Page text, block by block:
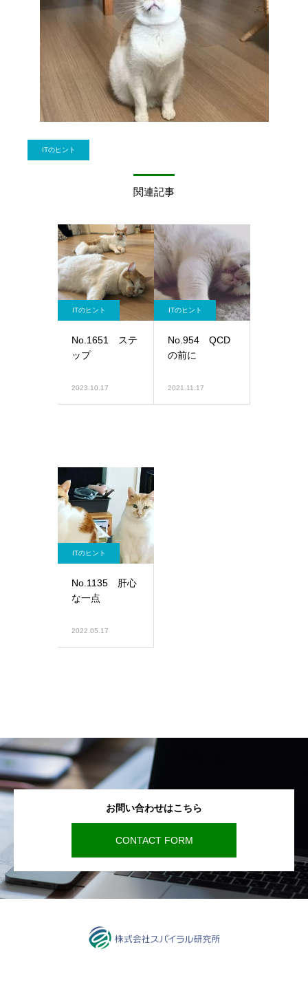
ITのヒント
関連記事
ITのヒント
No.1651 ステ
ップ
2023.10.17
ITのヒント
No.954 QCD
の前に
2021.11.17
ITのヒント
No.1135 肝心
な一点
2022.05.17
お問い合わせはこちら
CONTACT FORM